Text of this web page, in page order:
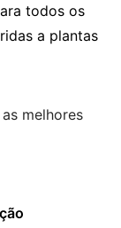
todos os
a plantas
melhores